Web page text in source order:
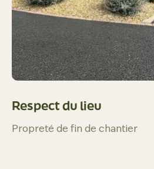
Respect du lieu
Propreté de fin de chantier